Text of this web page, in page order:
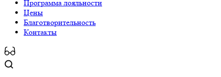
Программa лояльности
Цены
Благотворительность
Контакты